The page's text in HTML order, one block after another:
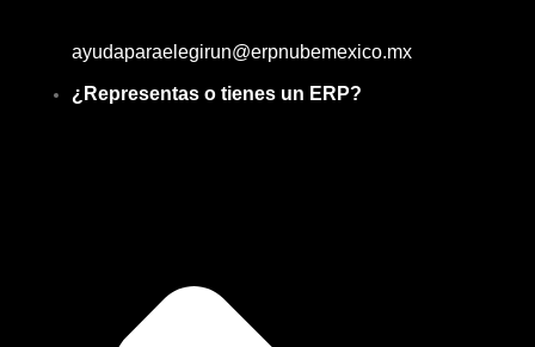
ayudaparaelegirun@erpnubemexico.mx
¿Representas o tienes un ERP?